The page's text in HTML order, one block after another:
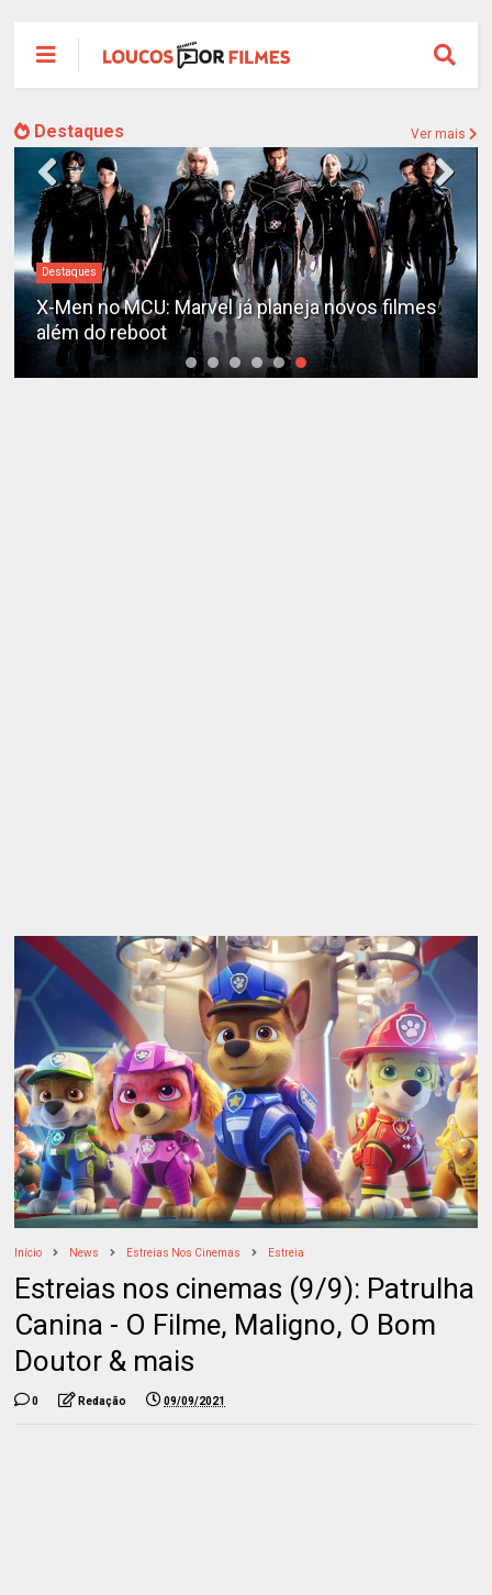
Destaques Ver mais
Destaques
X-Men no MCU: Marvel já planeja novos filmes
além do reboot
Início News Estreias Nos Cinemas Estreia
Estreias nos cinemas (9/9): Patrulha
Canina - O Filme, Maligno, O Bom
Doutor & mais
0 Redação 09/09/2021